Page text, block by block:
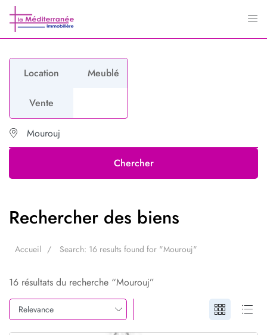
Location Meublé
Vente
Chercher
Rechercher des biens
Accueil Search: 16 results found for "Mourouj"
16 résultats du recherche “Mourouj”